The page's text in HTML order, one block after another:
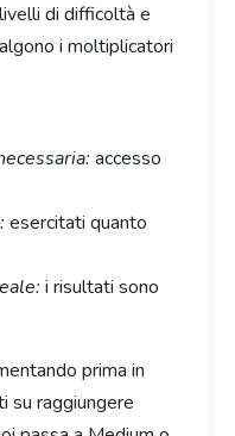
di difficoltà e
i moltiplicatori
accesso
esercitati quanto
i risultati sono
prima in
su raggiungere